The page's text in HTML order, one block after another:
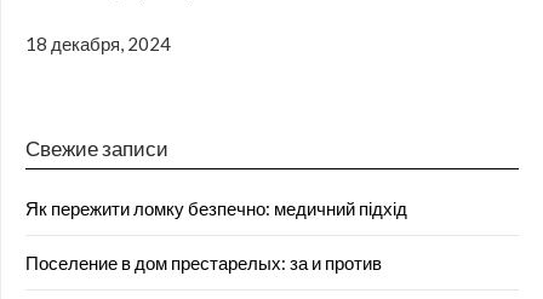
18 декабря, 2024
Свежие записи
Як пережити ломку безпечно: медичний підхід
Поселение в дом престарелых: за и против